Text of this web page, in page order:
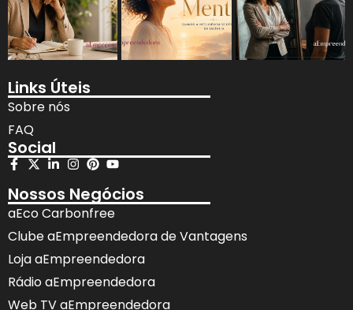
Links Úteis
Sobre nós
FAQ
Social
Nossos Negócios
aEco Carbonfree
Clube aEmpreendedora de Vantagens
Loja aEmpreendedora
Rádio aEmpreendedora
Web TV aEmpreendedora